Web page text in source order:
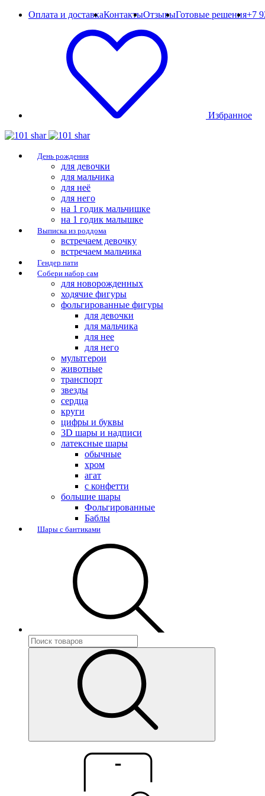
Оплата и доставкаКонтактыОтзывыГотовые решения+7
Избранное
День рождения
для девочки
для мальчика
для неё
для него
на 1 годик мальчишке
на 1 годик малышке
Выписка из роддома
встречаем девочку
встречаем мальчика
Гендер пати
Собери набор сам
для новорожденных
ходячие фигуры
фольгированные фигуры
для девочки
для мальчика
для нее
для него
мультгерои
животные
транспорт
звезды
сердца
круги
цифры и буквы
3D шары и надписи
латексные шары
обычные
хром
агат
с конфетти
большие шары
Фольгированные
Баблы
Шары с бантиками